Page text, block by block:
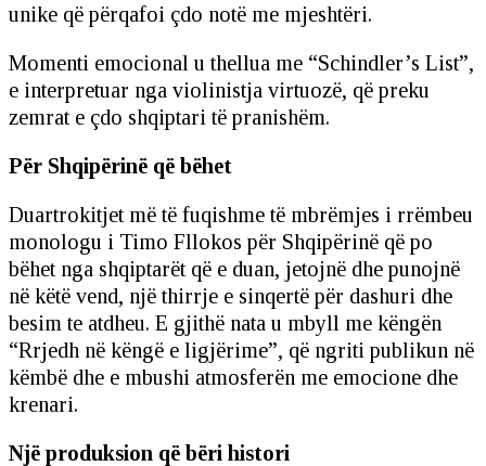
unike që përqafoi çdo notë me mjeshtëri.
Momenti emocional u thellua me “Schindler’s List”,
e interpretuar nga violinistja virtuozë, që preku
zemrat e çdo shqiptari të pranishëm.
Për Shqipërinë që bëhet
Duartrokitjet më të fuqishme të mbrëmjes i rrëmbeu
monologu i Timo Fllokos për Shqipërinë që po
bëhet nga shqiptarët që e duan, jetojnë dhe punojnë
në këtë vend, një thirrje e sinqertë për dashuri dhe
besim te atdheu. E gjithë nata u mbyll me këngën
“Rrjedh në këngë e ligjërime”, që ngriti publikun në
këmbë dhe e mbushi atmosferën me emocione dhe
krenari.
Një produksion që bëri histori